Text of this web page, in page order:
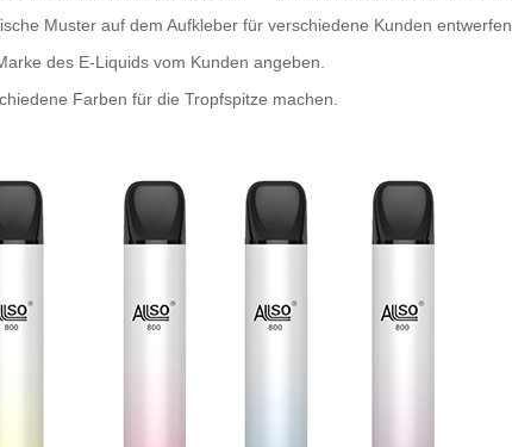
Muster auf dem Aufkleber für verschiedene Kunden entwerfen
des E-Liquids vom Kunden angeben.
Farben für die Tropfspitze machen.